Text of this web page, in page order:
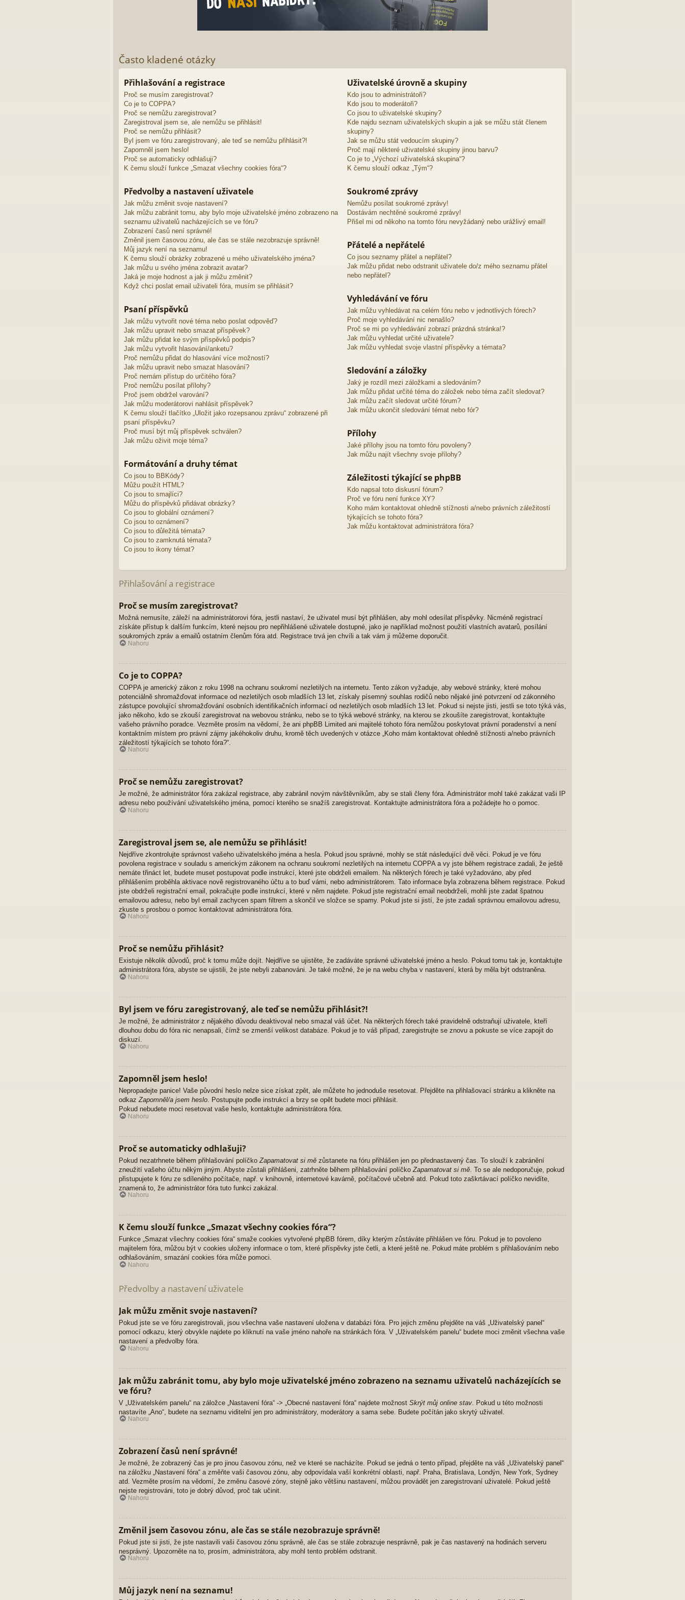
Často kladené otázky
Přihlašování a registrace
Proč se musím zaregistrovat?
Co je to COPPA?
Proč se nemůžu zaregistrovat?
Zaregistroval jsem se, ale nemůžu se přihlásit!
Proč se nemůžu přihlásit?
Byl jsem ve fóru zaregistrovaný, ale teď se nemůžu přihlásit?!
Zapomněl jsem heslo!
Proč se automaticky odhlašuji?
K čemu slouží funkce „Smazat všechny cookies fóra“?
Předvolby a nastavení uživatele
Jak můžu změnit svoje nastavení?
Jak můžu zabránit tomu, aby bylo moje uživatelské jméno zobrazeno na
seznamu uživatelů nacházejících se ve fóru?
Zobrazení časů není správné!
Změnil jsem časovou zónu, ale čas se stále nezobrazuje správně!
Můj jazyk není na seznamu!
K čemu slouží obrázky zobrazené u mého uživatelského jména?
Jak můžu u svého jména zobrazit avatar?
Jaká je moje hodnost a jak ji můžu změnit?
Když chci poslat email uživateli fóra, musím se přihlásit?
Psaní příspěvků
Jak můžu vytvořit nové téma nebo poslat odpověď?
Jak můžu upravit nebo smazat příspěvek?
Jak můžu přidat ke svým příspěvků podpis?
Jak můžu vytvořit hlasování/anketu?
Proč nemůžu přidat do hlasování více možností?
Jak můžu upravit nebo smazat hlasování?
Proč nemám přístup do určitého fóra?
Proč nemůžu posílat přílohy?
Proč jsem obdržel varování?
Jak můžu moderátorovi nahlásit příspěvek?
K čemu slouží tlačítko „Uložit jako rozepsanou zprávu“ zobrazené při
psaní příspěvku?
Proč musí být můj příspěvek schválen?
Jak můžu oživit moje téma?
Formátování a druhy témat
Co jsou to BBKódy?
Můžu použít HTML?
Co jsou to smajlíci?
Můžu do příspěvků přidávat obrázky?
Co jsou to globální oznámení?
Co jsou to oznámení?
Co jsou to důležitá témata?
Co jsou to zamknutá témata?
Co jsou to ikony témat?
Uživatelské úrovně a skupiny
Kdo jsou to administrátoři?
Kdo jsou to moderátoři?
Co jsou to uživatelské skupiny?
Kde najdu seznam uživatelských skupin a jak se můžu stát členem
skupiny?
Jak se můžu stát vedoucím skupiny?
Proč mají některé uživatelské skupiny jinou barvu?
Co je to „Výchozí uživatelská skupina“?
K čemu slouží odkaz „Tým“?
Soukromé zprávy
Nemůžu posílat soukromé zprávy!
Dostávám nechtěné soukromé zprávy!
Přišel mi od někoho na tomto fóru nevyžádaný nebo urážlivý email!
Přátelé a nepřátelé
Co jsou seznamy přátel a nepřátel?
Jak můžu přidat nebo odstranit uživatele do/z mého seznamu přátel
nebo nepřátel?
Vyhledávání ve fóru
Jak můžu vyhledávat na celém fóru nebo v jednotlivých fórech?
Proč moje vyhledávání nic nenašlo?
Proč se mi po vyhledávání zobrazí prázdná stránka!?
Jak můžu vyhledat určité uživatele?
Jak můžu vyhledat svoje vlastní příspěvky a témata?
Sledování a záložky
Jaký je rozdíl mezi záložkami a sledováním?
Jak můžu přidat určité téma do záložek nebo téma začít sledovat?
Jak můžu začít sledovat určité fórum?
Jak můžu ukončit sledování témat nebo fór?
Přílohy
Jaké přílohy jsou na tomto fóru povoleny?
Jak můžu najít všechny svoje přílohy?
Záležitosti týkající se phpBB
Kdo napsal toto diskusní fórum?
Proč ve fóru není funkce XY?
Koho mám kontaktovat ohledně stížnosti a/nebo právních záležitostí
týkajících se tohoto fóra?
Jak můžu kontaktovat administrátora fóra?
Přihlašování a registrace
Proč se musím zaregistrovat?
Možná nemusíte, záleží na administrátorovi fóra, jestli nastaví, že uživatel musí být přihlášen, aby mohl odesílat příspěvky. Nicméně registrací
získáte přístup k dalším funkcím, které nejsou pro nepřihlášené uživatele dostupné, jako je například možnost použití vlastních avatarů, posílání
soukromých zpráv a emailů ostatním členům fóra atd. Registrace trvá jen chvíli a tak vám ji můžeme doporučit.
Nahoru
Co je to COPPA?
COPPA je americký zákon z roku 1998 na ochranu soukromí nezletilých na internetu. Tento zákon vyžaduje, aby webové stránky, které mohou
potenciálně shromažďovat informace od nezletilých osob mladších 13 let, získaly písemný souhlas rodičů nebo nějaké jiné potvrzení od zákonného
zástupce povolující shromažďování osobních identifikačních informací od nezletilých osob mladších 13 let. Pokud si nejste jisti, jestli se toto týká vás,
jako někoho, kdo se zkouší zaregistrovat na webovou stránku, nebo se to týká webové stránky, na kterou se zkoušíte zaregistrovat, kontaktujte
vašeho právního poradce. Vezměte prosím na vědomí, že ani phpBB Limited ani majitelé tohoto fóra nemůžou poskytovat právní poradenství a není
kontaktním místem pro právní zájmy jakéhokoliv druhu, kromě těch uvedených v otázce „Koho mám kontaktovat ohledně stížnosti a/nebo právních
záležitostí týkajících se tohoto fóra?“.
Nahoru
Proč se nemůžu zaregistrovat?
Je možné, že administrátor fóra zakázal registrace, aby zabránil novým návštěvníkům, aby se stali členy fóra. Administrátor mohl také zakázat vaši IP
adresu nebo používání uživatelského jména, pomocí kterého se snažíš zaregistrovat. Kontaktujte administrátora fóra a požádejte ho o pomoc.
Nahoru
Zaregistroval jsem se, ale nemůžu se přihlásit!
Nejdříve zkontrolujte správnost vašeho uživatelského jména a hesla. Pokud jsou správné, mohly se stát následující dvě věci. Pokud je ve fóru
povolena registrace v souladu s americkým zákonem na ochranu soukromí nezletilých na internetu COPPA a vy jste během registrace zadali, že ještě
nemáte třináct let, budete muset postupovat podle instrukcí, které jste obdrželi emailem. Na některých fórech je také vyžadováno, aby před
přihlášením proběhla aktivace nově registrovaného účtu a to buď vámi, nebo administrátorem. Tato informace byla zobrazena během registrace. Pokud
jste obdrželi registrační email, pokračujte podle instrukcí, které v něm najdete. Pokud jste registrační email neobdrželi, mohli jste zadat špatnou
emailovou adresu, nebo byl email zachycen spam filtrem a skončil ve složce se spamy. Pokud jste si jistí, že jste zadali správnou emailovou adresu,
zkuste s prosbou o pomoc kontaktovat administrátora fóra.
Nahoru
Proč se nemůžu přihlásit?
Existuje několik důvodů, proč k tomu může dojít. Nejdříve se ujistěte, že zadáváte správné uživatelské jméno a heslo. Pokud tomu tak je, kontaktujte
administrátora fóra, abyste se ujistili, že jste nebyli zabanováni. Je také možné, že je na webu chyba v nastavení, která by měla být odstraněna.
Nahoru
Byl jsem ve fóru zaregistrovaný, ale teď se nemůžu přihlásit?!
Je možné, že administrátor z nějakého důvodu deaktivoval nebo smazal váš účet. Na některých fórech také pravidelně odstraňují uživatele, kteří
dlouhou dobu do fóra nic nenapsali, čímž se zmenší velikost databáze. Pokud je to váš případ, zaregistrujte se znovu a pokuste se více zapojit do
diskuzí.
Nahoru
Zapomněl jsem heslo!
Nepropadejte panice! Vaše původní heslo nelze sice získat zpět, ale můžete ho jednoduše resetovat. Přejděte na přihlašovací stránku a klikněte na
odkazZapomněl/a jsem heslo. Postupujte podle instrukcí a brzy se opět budete moci přihlásit.
Pokud nebudete moci resetovat vaše heslo, kontaktujte administrátora fóra.
Nahoru
Proč se automaticky odhlašuji?
Pokud nezatrhnete během přihlašování políčko Zapamatovat si mě zůstanete na fóru přihlášen jen po přednastavený čas. To slouží k zabránění
zneužití vašeho účtu někým jiným. Abyste zůstali přihlášeni, zatrhněte během přihlašování políčko Zapamatovat si mě . To se ale nedoporučuje, pokud
přistupujete k fóru ze sdíleného počítače, např. v knihovně, internetové kavárně, počítačové učebně atd. Pokud toto zaškrtávací políčko nevidíte,
znamená to, že administrátor fóra tuto funkci zakázal.
Nahoru
K čemu slouží funkce „Smazat všechny cookies fóra“?
Funkce „Smazat všechny cookies fóra“ smaže cookies vytvořené phpBB fórem, díky kterým zůstáváte přihlášen ve fóru. Pokud je to povoleno
majitelem fóra, můžou být v cookies uloženy informace o tom, které příspěvky jste četli, a které ještě ne. Pokud máte problém s přihlašováním nebo
odhlašováním, smazání cookies fóra může pomoci.
Nahoru
Předvolby a nastavení uživatele
Jak můžu změnit svoje nastavení?
Pokud jste se ve fóru zaregistrovali, jsou všechna vaše nastavení uložena v databázi fóra. Pro jejich změnu přejděte na váš „Uživatelský panel“
pomocí odkazu, který obvykle najdete po kliknutí na vaše jméno nahoře na stránkách fóra. V „Uživatelském panelu“ budete moci změnit všechna vaše
nastavení a předvolby fóra.
Nahoru
Jak můžu zabránit tomu, aby bylo moje uživatelské jméno zobrazeno na seznamu uživatelů nacházejících se
ve fóru?
V „Uživatelském panelu“ na záložce „Nastavení fóra“ -> „Obecné nastavení fóra“ najdete možnost Skrýt můj online stav . Pokud u této možnosti
nastavíte „Ano“, budete na seznamu viditelní jen pro administrátory, moderátory a sama sebe. Budete počítán jako skrytý uživatel.
Nahoru
Zobrazení časů není správné!
Je možné, že zobrazený čas je pro jinou časovou zónu, než ve které se nacházíte. Pokud se jedná o tento případ, přejděte na váš „Uživatelský panel“
na záložku „Nastavení fóra“ a změňte vaši časovou zónu, aby odpovídala vaší konkrétní oblasti, např. Praha, Bratislava, Londýn, New York, Sydney
atd. Vezměte prosím na vědomí, že změnu časové zóny, stejně jako většinu nastavení, můžou provádět jen zaregistrovaní uživatelé. Pokud ještě
nejste registrováni, toto je dobrý důvod, proč tak učinit.
Nahoru
Změnil jsem časovou zónu, ale čas se stále nezobrazuje správně!
Pokud jste si jisti, že jste nastavili vaši časovou zónu správně, ale čas se stále zobrazuje nesprávně, pak je čas nastavený na hodinách serveru
nesprávný. Upozorněte na to, prosím, administrátora, aby mohl tento problém odstranit.
Nahoru
Můj jazyk není na seznamu!